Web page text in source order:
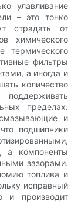
улавливание
– это тонко
страдать от
химического
термического
фильтры
а иногда и
количество
пределах.
и
подшипники
а компоненты
зазорами.
топлива и
исправный
и производит